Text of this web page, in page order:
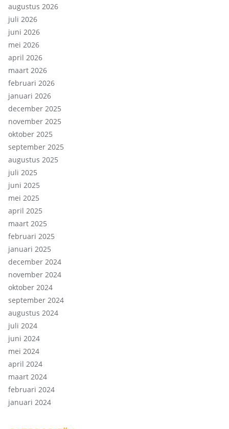
augustus 2026
juli 2026
juni 2026
mei 2026
april 2026
maart 2026
februari 2026
januari 2026
december 2025
november 2025
oktober 2025
september 2025
augustus 2025
juli 2025
juni 2025
mei 2025
april 2025
maart 2025
februari 2025
januari 2025
december 2024
november 2024
oktober 2024
september 2024
augustus 2024
juli 2024
juni 2024
mei 2024
april 2024
maart 2024
februari 2024
januari 2024